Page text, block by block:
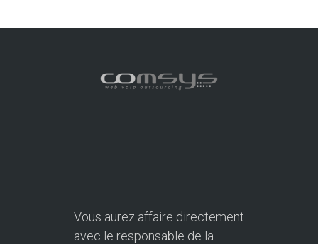
Vous aurez affaire directement
avec le responsable de la